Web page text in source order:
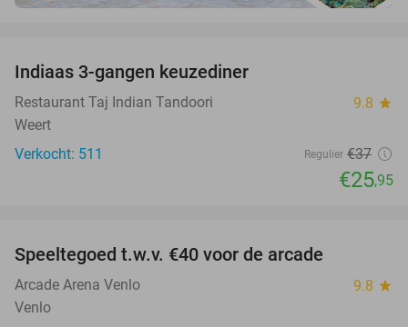
Indiaas 3-gangen keuzediner
Restaurant Taj Indian Tandoori 9.8 star
Weert
Verkocht: 511
Regulier €37
€25,95
Speeltegoed t.w.v. €40 voor de arcade
Arcade Arena Venlo 9.8 star
Venlo